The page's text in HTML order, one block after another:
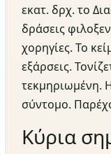
εκατ. δρχ. το
δράσεις
χορηγίες. Το
εξάρσεις.
τεκμηριωμένη.
σύντομο.
Κύρια